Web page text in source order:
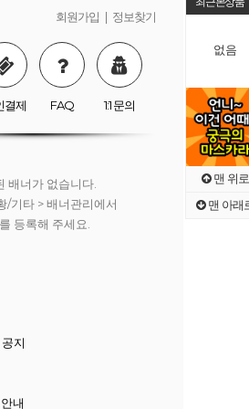
없음
맨 위로
맨 아래
회원가입 | 정보찾기
결제 FAQ 1:1 문의
배너가 없습니다.
/기타 > 배너관리에서
를 등록해 주세요.
배너가 없습니다.
/기타 > 배너관리에서
등록해 주세요.
/기타 > 배너관리에서
등록해 주세요.
지
내